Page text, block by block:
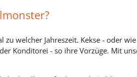
zu welcher Jahreszeit. Kekse - oder
Konditorei - so ihre Vorzüge. Mit